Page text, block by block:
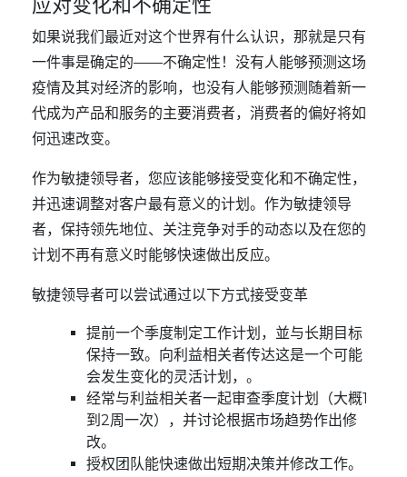
应对变化和不确定性
如果说我们最近对这个世界有什么认识，那就是只有
一件事是确定的——不确定性！没有人能够预测这场
疫情及其对经济的影响，也没有人能够预测随着新一
代成为产品和服务的主要消费者，消费者的偏好将如
何迅速改变。
作为敏捷领导者，您应该能够接受变化和不确定性，
并迅速调整对客户最有意义的计划。作为敏捷领导
者，保持领先地位、关注竞争对手的动态以及在您的
计划不再有意义时能够快速做出反应。
敏捷领导者可以尝试通过以下方式接受变革
提前一个季度制定工作计划，並与长期目标
保持一致。向利益相关者传达这是一个可能
会发生变化的灵活计划，。
经常与利益相关者一起审查季度计划（大概1
到2周一次），并讨论根据市场趋势作出修
改。
授权团队能快速做出短期决策并修改工作。